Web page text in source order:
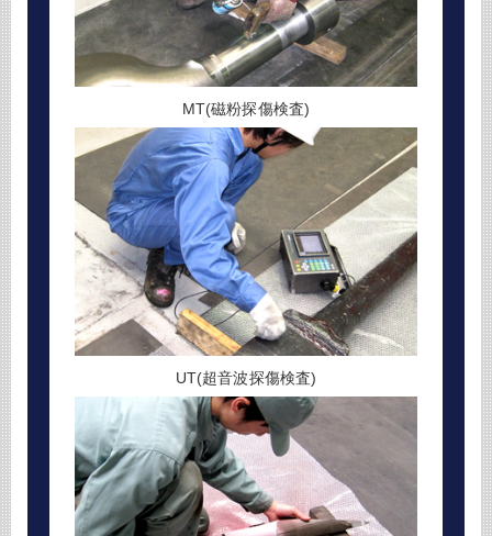
MT(磁粉探傷検査)
UT(超音波探傷検査)